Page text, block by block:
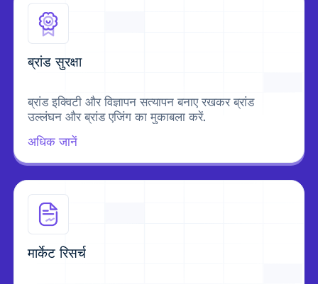
ब्रांड सुरक्षा
ब्रांड इक्विटी और विज्ञापन सत्यापन बनाए रखकर ब्रांड
उल्लंघन और ब्रांड एजिंग का मुकाबला करें.
अधिक जानें
मार्केट रिसर्च